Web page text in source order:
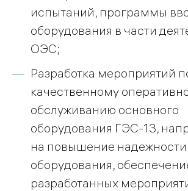
испытаний, программы
оборудования в части
ОЭС;
Разработка мероприятий
качественному
обслуживанию основного
оборудования ГЭС-13,
на повышение надежности
оборудования,
разработанных